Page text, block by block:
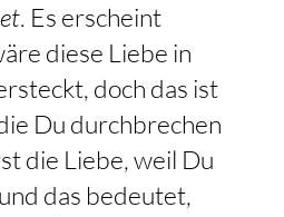
. Es erscheint
diese Liebe in
doch das ist
Du durchbrechen
die Liebe, weil Du
das bedeutet,